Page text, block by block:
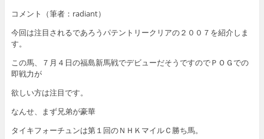
コメント（筆者：radiant）
今回は注目されるであろうパテントリークリアの２００７を紹介しま
す。
この馬、７月４日の福島新馬戦でデビューだそうですのでＰＯＧでの
即戦力が
欲しい方は注目です。
なんせ、まず兄弟が豪華
タイキフォーチュンは第１回のＮＨＫマイルＣ勝ち馬。